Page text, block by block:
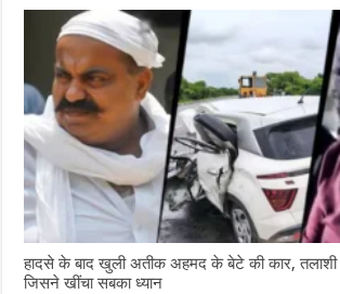
हादसे के बाद खुली अतीक अहमद के बेटे की कार, तलाशी
जिसने खींचा सबका ध्यान